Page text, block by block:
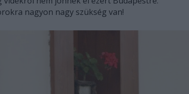
nagyon nagy szükség van!